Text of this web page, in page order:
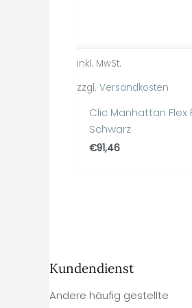
inkl. MwSt.
zzgl. Versandkosten
Clic Manhattan Flex
Schwarz
€91,46
Kundendienst
Andere häufig gestellte